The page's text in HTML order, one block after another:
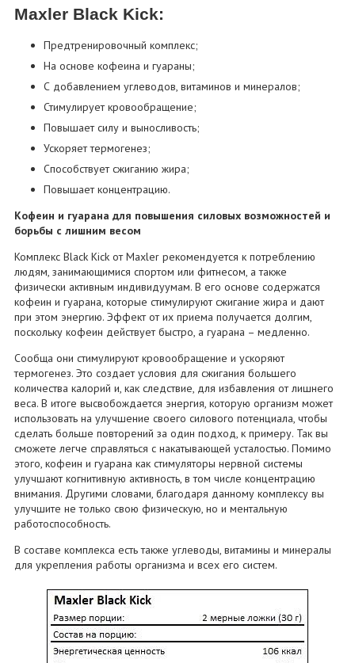
Maxler Black Kick:
Предтренировочный комплекс;
На основе кофеина и гуараны;
С добавлением углеводов, витаминов и минералов;
Стимулирует кровообращение;
Повышает силу и выносливость;
Ускоряет термогенез;
Способствует сжиганию жира;
Повышает концентрацию.
Кофеин и гуарана для повышения силовых возможностей и
борьбы с лишним весом
Комплекс Black Kick от Maxler рекомендуется к потреблению
людям, занимающимися спортом или фитнесом, а также
физически активным индивидуумам. В его основе содержатся
кофеин и гуарана, которые стимулируют сжигание жира и дают
при этом энергию. Эффект от их приема получается долгим,
поскольку кофеин действует быстро, а гуарана – медленно.
Сообща они стимулируют кровообращение и ускоряют
термогенез. Это создает условия для сжигания большего
количества калорий и, как следствие, для избавления от лишнего
веса. В итоге высвобождается энергия, которую организм может
использовать на улучшение своего силового потенциала, чтобы
сделать больше повторений за один подход, к примеру. Так вы
сможете легче справляться с накатывающей усталостью. Помимо
этого, кофеин и гуарана как стимуляторы нервной системы
улучшают когнитивную активность, в том числе концентрацию
внимания. Другими словами, благодаря данному комплексу вы
улучшите не только свою физическую, но и ментальную
работоспособность.
В составе комплекса есть также углеводы, витамины и минералы
для укрепления работы организма и всех его систем.